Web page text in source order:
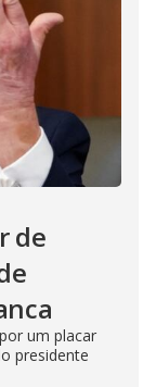
de
um placar
presidente